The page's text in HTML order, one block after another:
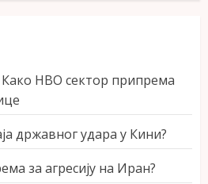
НВО сектор припрема
државног удара у Кини?
за агресију на Иран?